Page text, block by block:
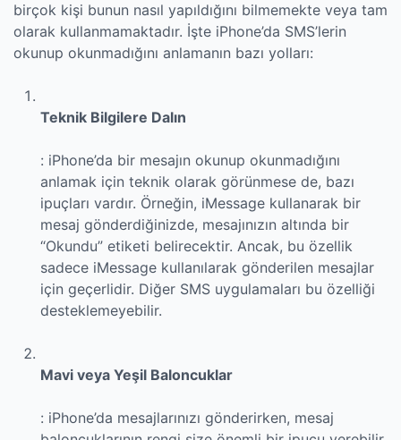
birçok kişi bunun nasıl yapıldığını bilmemekte veya tam
olarak kullanmamaktadır. İşte iPhone’da SMS’lerin
okunup okunmadığını anlamanın bazı yolları:
Teknik Bilgilere Dalın
: iPhone’da bir mesajın okunup okunmadığını
anlamak için teknik olarak görünmese de, bazı
ipuçları vardır. Örneğin, iMessage kullanarak bir
mesaj gönderdiğinizde, mesajınızın altında bir
“Okundu” etiketi belirecektir. Ancak, bu özellik
sadece iMessage kullanılarak gönderilen mesajlar
için geçerlidir. Diğer SMS uygulamaları bu özelliği
desteklemeyebilir.
Mavi veya Yeşil Baloncuklar
: iPhone’da mesajlarınızı gönderirken, mesaj